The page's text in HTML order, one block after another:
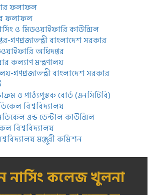
ফলাফল
ফলাফল
ও মিডওয়াইফারি কাউন্সিল
গণপ্রজাতন্ত্রী বাংলাদেশ সরকার
অধিদপ্তর
কল্যাণ মন্ত্রণালয়
গণপ্রজাতন্ত্রী বাংলাদেশ সরকার
ও পাঠ্যপুস্তক বোর্ড (এনসিটিবি)
বিশ্ববিদ্যালয়
এন্ড ডেন্টাল কাউন্সিল
বিশ্ববিদ্যালয়
মঞ্জুরী কমিশন
নার্সিং কলেজ খুলনা